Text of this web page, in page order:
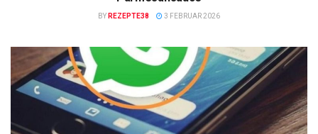
BY REZEPTE38 3 FEBRUAR 2026